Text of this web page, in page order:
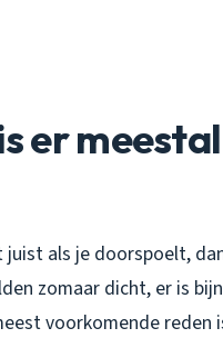
er
als je doorspoelt,
zomaar dicht, er is
voorkomende reden